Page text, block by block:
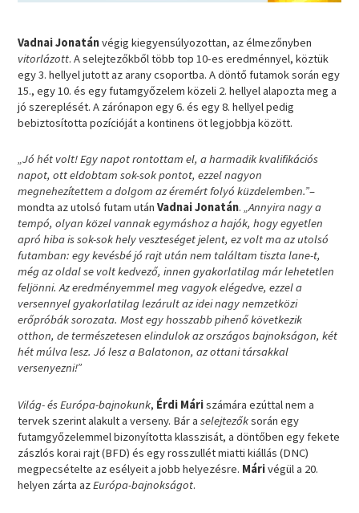
Vadnai Jonatánvégig kiegyensúlyozottan, az élmezőnyben
vitorlázott. A selejtezőkből több top 10-es eredménnyel, köztük
egy 3. hellyel jutott az arany csoportba. A döntő futamok során egy
15., egy 10. és egy futamgyőzelem közeli 2. hellyel alapozta meg a
jó szereplését. A zárónapon egy 6. és egy 8. hellyel pedig
bebiztosította pozícióját a kontinens öt legjobbja között.
„Jó hét volt! Egy napot rontottam el, a harmadik kvalifikációs
napot, ott eldobtam sok-sok pontot, ezzel nagyon
megnehezítettem a dolgom az éremért folyó küzdelemben.”–
mondta az utolsó futam utánVadnai Jonatán.„Annyira nagy a
tempó, olyan közel vannak egymáshoz a hajók, hogy egyetlen
apró hiba is sok-sok hely veszteséget jelent, ez volt ma az utolsó
futamban: egy kevésbé jó rajt után nem találtam tiszta lane-t,
még az oldal se volt kedvező, innen gyakorlatilag már lehetetlen
feljönni. Az eredményemmel meg vagyok elégedve, ezzel a
versennyel gyakorlatilag lezárult az idei nagy nemzetközi
erőpróbák sorozata. Most egy hosszabb pihenő következik
otthon, de természetesen elindulok az országos bajnokságon, két
hét múlva lesz. Jó lesz a Balatonon, az ottani társakkal
versenyezni!”
Világ- és Európa-bajnokunk, Érdi Máriszámára ezúttal nem a
tervek szerint alakult a verseny. Bár aselejtezőksorán egy
futamgyőzelemmel bizonyította klasszisát, a döntőben egy fekete
zászlós korai rajt (BFD) és egy rosszullét miatti kiállás (DNC)
megpecsételte az esélyeit a jobb helyezésre. Márivégül a 20.
helyen zárta azEurópa-bajnokságot.